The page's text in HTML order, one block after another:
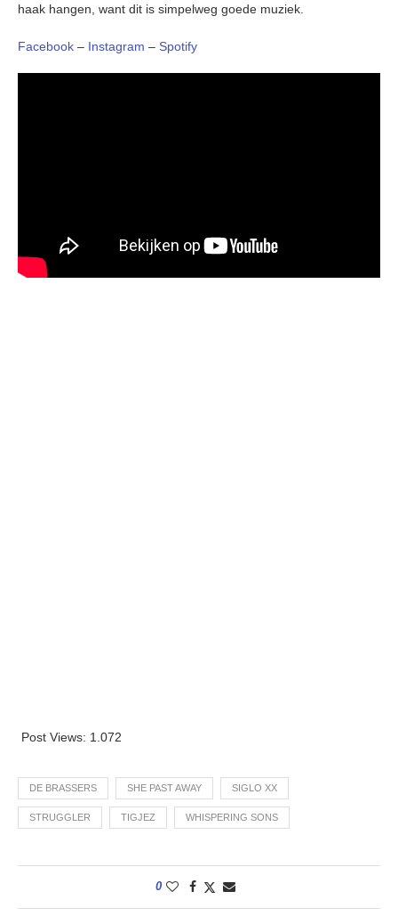
haak hangen, want dit is simpelweg goede muziek.
Facebook – Instagram – Spotify
Post Views: 1.072
DE BRASSERS SHE PAST AWAY SIGLO XX
STRUGGLER TIGJEZ WHISPERING SONS
0